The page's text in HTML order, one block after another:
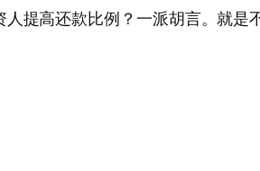
提高还款比例？一派胡言。就是